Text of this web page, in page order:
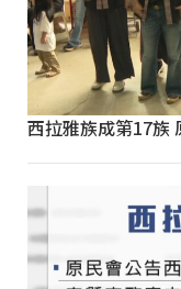
西拉雅族成第17族